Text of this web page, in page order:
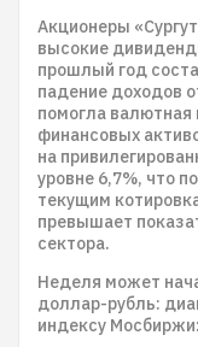
Акционеры
высокие
прошлый год
падение доходов
помогла
финансовых
на
уровне 6,7%, что
текущим
превышает
сектора.
Неделя может
доллар-рубль:
индексу